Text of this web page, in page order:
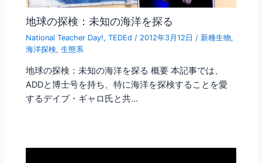
地球の探検：未知の海洋を探る
National Teacher Day!,TEDEd / 2012年3月12日 / 新種生物,
海洋探検,生態系
地球の探検：未知の海洋を探る 概要 本記事では、
ADDと博士号を持ち、特に海洋を探検することを愛
するデイブ・ギャロ氏と共…